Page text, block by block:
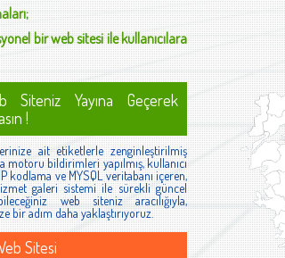
bir web sitesi ile kullanıcılara
Siteniz Yayına Geçerek
!
ait etiketlerle zenginleştirilmiş
motoru bildirimleri yapılmış, kullanıcı
kodlama ve MYSQL veritabanı içeren,
galeri sistemi ile sürekli güncel
web siteniz aracılığıyla,
bir adım daha yaklaştırıyoruz.
Sitesi